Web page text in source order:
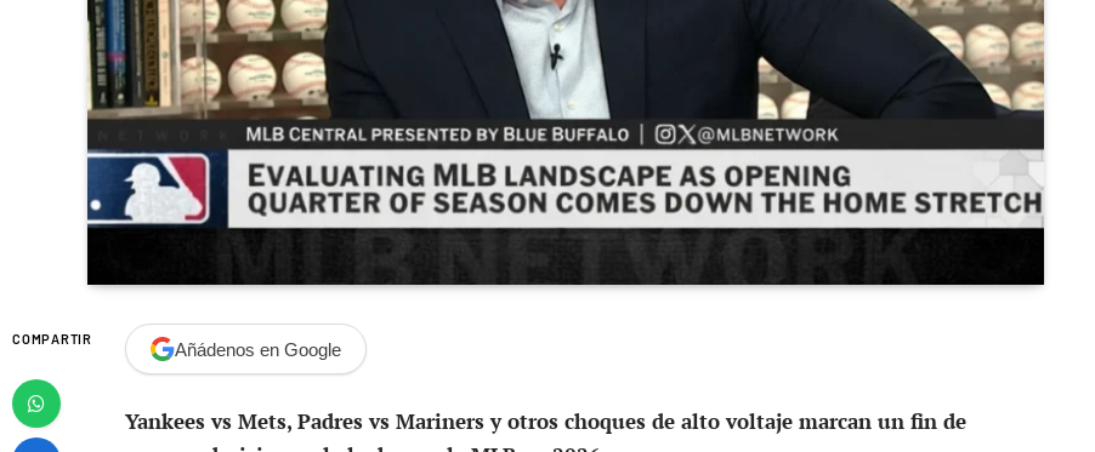
COMPARTIR Añádenos en Google
Yankees vs Mets, Padres vs Mariners y otros choques de alto voltaje marcan un fin de